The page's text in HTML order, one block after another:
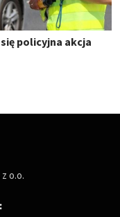
policyjna akcja
o.o.
: